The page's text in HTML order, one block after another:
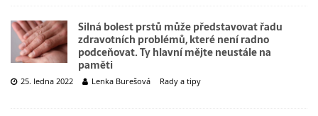
Silná bolest prstů může představovat řadu
zdravotních problémů, které není radno
podceňovat. Ty hlavní mějte neustále na
paměti
25. ledna 2022 Lenka Burešová Rady a tipy